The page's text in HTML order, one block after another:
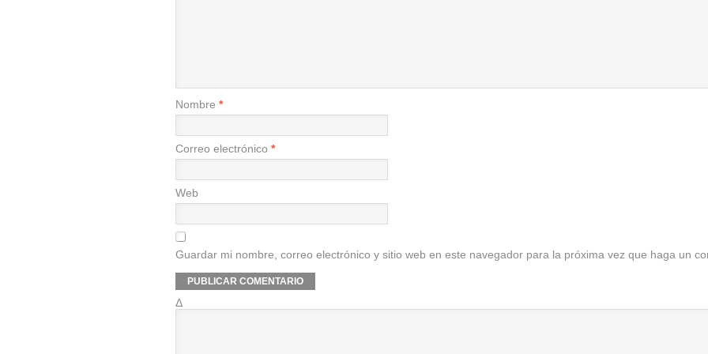
Nombre *
Correo electrónico *
Web
Guardar mi nombre, correo electrónico y sitio web en este navegador para la próxima vez que haga un
Δ